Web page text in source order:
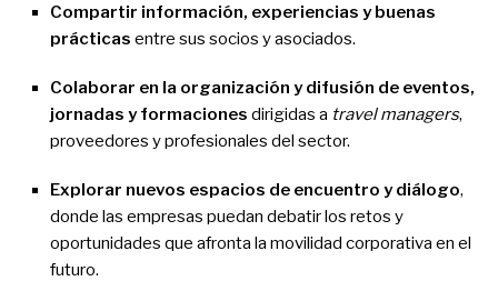
Compartir información, experiencias y buenas
prácticas entre sus socios y asociados.
Colaborar en la organización y difusión de eventos,
jornadas y formaciones dirigidas a travel managers,
proveedores y profesionales del sector.
Explorar nuevos espacios de encuentro y diálogo,
donde las empresas puedan debatir los retos y
oportunidades que afronta la movilidad corporativa en el
futuro.